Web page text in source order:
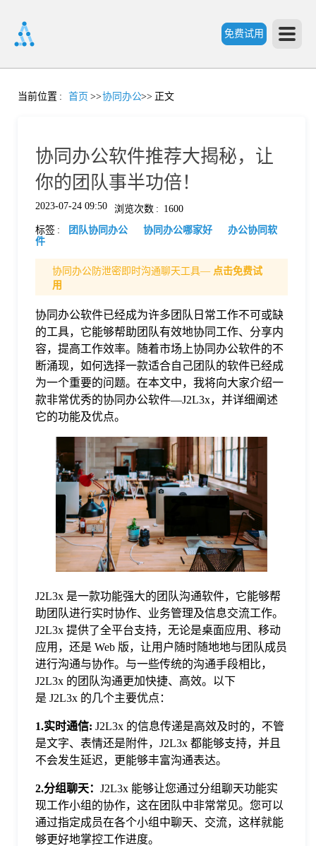
免费试用
首
格
当前位置 : 首页 >>协同办公>> 正文
协同办公软件推荐大揭秘，让
你的团队事半功倍！
2023-07-24 09:50 浏览次数 : 1600
标签 : 团队协同办公 协同办公哪家好
办公协同软
件
协同办公防泄密即时沟通聊天工具— 点击免费试
用
协同办公软件已经成为许多团队日常工作不可或缺
的工具，它能够帮助团队有效地协同工作、分享内
容，提高工作效率。随着市场上协同办公软件的不
断涌现，如何选择一款适合自己团队的软件已经成
为一个重要的问题。在本文中，我将向大家介绍一
款非常优秀的协同办公软件—J2L3x，并详细阐述
它的功能及优点。
J2L3x 是一款功能强大的团队沟通软件，它能够帮
助团队进行实时协作、业务管理及信息交流工作。
J2L3x 提供了全平台支持，无论是桌面应用、移动
应用，还是 Web 版，让用户随时随地地与团队成员
进行沟通与协作。与一些传统的沟通手段相比，
J2L3x 的团队沟通更加快捷、高效。以下
是 J2L3x 的几个主要优点：
1.实时通信: J2L3x 的信息传递是高效及时的，不管
是文字、表情还是附件，J2L3x 都能够支持，并且
不会发生延迟，更能够丰富沟通表达。
2.分组聊天： J2L3x 能够让您通过分组聊天功能实
现工作小组的协作，这在团队中非常常见。您可以
通过指定成员在各个小组中聊天、交流，这样就能
够更好地掌控工作进度。